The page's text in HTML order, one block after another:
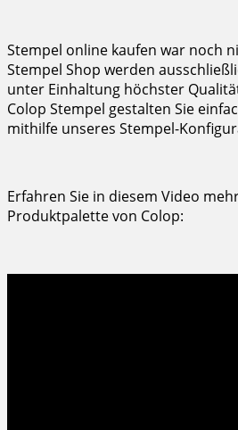
Stempel online kaufen war noch
Stempel Shop werden
unter Einhaltung höchster
Colop Stempel gestalten Sie
mithilfe unseres Stempel-
Erfahren Sie in diesem Video
Produktpalette von Colop: